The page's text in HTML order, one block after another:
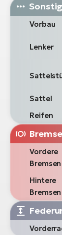
Vorbau
Lenker
Sattel
Reifen
Vordere
Bremsen
Hintere
Bremsen